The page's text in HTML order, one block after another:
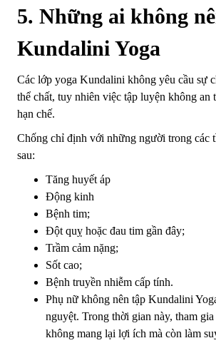
5. Những ai không
Kundalini Yoga
Các lớp yoga Kundalini không yêu cầu sự
thể chất, tuy nhiên việc tập luyện không an
hạn chế.
Chống chỉ định với những người trong các
sau:
Tăng huyết áp
Động kinh
Bệnh tim;
Đột quỵ hoặc đau tim gần đây;
Trầm cảm nặng;
Sốt cao;
Bệnh truyền nhiễm cấp tính.
Phụ nữ không nên tập Kundalini
nguyệt. Trong thời gian này, tham
không mang lại lợi ích mà còn làm